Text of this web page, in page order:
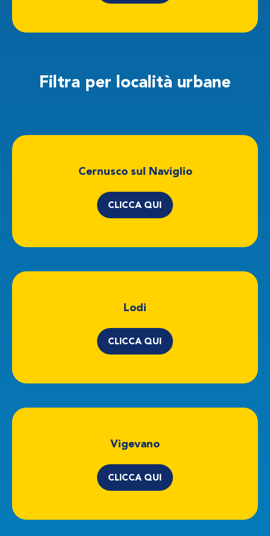
Filtra per località urbane
Cernusco sul Naviglio
CLICCA QUI
Lodi
CLICCA QUI
Vigevano
CLICCA QUI